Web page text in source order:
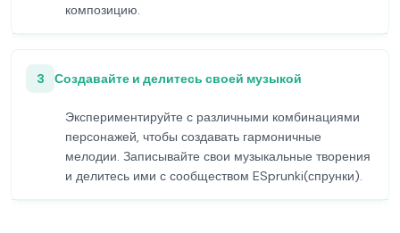
композицию.
3 Создавайте и делитесь своей музыкой
Экспериментируйте с различными комбинациями
персонажей, чтобы создавать гармоничные
мелодии. Записывайте свои музыкальные творения
и делитесь ими с сообществом ESprunki(спрунки).